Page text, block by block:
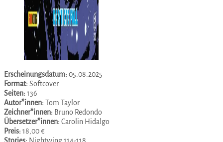
Erscheinungsdatum: 05.08.2025
Format: Softcover
Seiten: 136
Autor*innen: Tom Taylor
Zeichner*innen: Bruno Redondo
Übersetzer*innen: Carolin Hidalgo
Preis: 18,00 €